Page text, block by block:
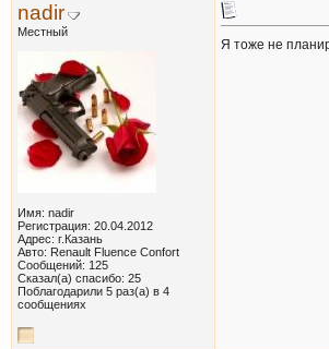
nadir
Местный
Имя: nadir
Регистрация: 20.04.2012
Адрес: г.Казань
Авто: Renault Fluence Confort
Сообщений: 125
Сказал(а) спасибо: 25
Поблагодарили 5 раз(а) в 4
сообщениях
Я тоже не